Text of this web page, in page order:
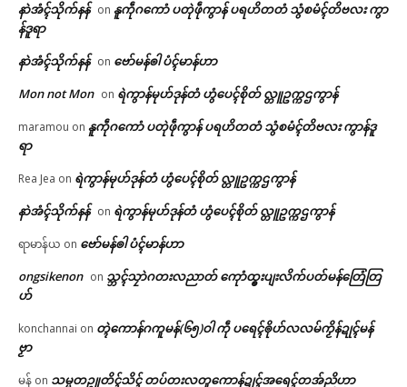
နာဲအံၚ်သိုက်နန် on နူကဵုဂကောံ ပတုဲဖဵုကွာန် ပရဟိတတံ သွံစမံၚ်တိဗလး ကွာ
န်ဒူရာ
နာဲအံၚ်သိုက်နန် on ဗော်မန်ၜါ ပံၚ်မာန်ဟာ
Mon not Mon on ရဲကွာန်မုဟ်ဒုန်တံ ဟွံပေၚ်စိုတ် လ္တူဥက္ကဌကွာန်
maramou on နူကဵုဂကောံ ပတုဲဖဵုကွာန် ပရဟိတတံ သွံစမံၚ်တိဗလး ကွာန်ဒူ
ရာ
Rea Jea on ရဲကွာန်မုဟ်ဒုန်တံ ဟွံပေၚ်စိုတ် လ္တူဥက္ကဌကွာန်
နာဲအံၚ်သိုက်နန် on ရဲကွာန်မုဟ်ဒုန်တံ ဟွံပေၚ်စိုတ် လ္တူဥက္ကဌကွာန်
ရာမာန်ယ on ဗော်မန်ၜါ ပံၚ်မာန်ဟာ
ongsikenon on သ္ဘၚ်သၠာဲဂတးလညာတ် ကေုာံထ္ၜးပျးလိက်ပတ်မန်တြေံတြ
ဟ်
konchannai on တ္ၚဲကောန်ဂကူမန်(၆၅)ဝါ ကဵု ပရေၚ်ၜိုဟ်လလမ်ကၟိန်ဍုၚ်မန်
ဗၟာ
မန် on သမ္မတဥူတိၚ်သိၚ် တပ်တးလတူကောန်ဍုၚ်အရေၚ်တအ်ညိဟာ